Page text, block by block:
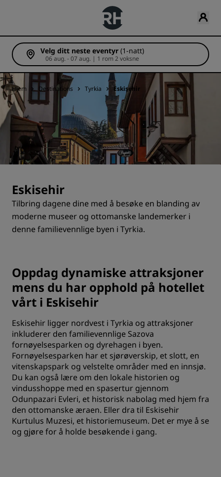
Velg ditt neste eventyr (1-natt)
06 aug. - 07 aug. | 1 rom 2 voksne
Hjem Destinations Tyrkia Eskişehir
Eskisehir
Tilbring dagene dine med å besøke en blanding av
moderne museer og ottomanske landemerker i
denne familievennlige byen i Tyrkia.
Oppdag dynamiske attraksjoner
mens du har opphold på hotellet
vårt i Eskisehir
Eskisehir ligger nordvest i Tyrkia og attraksjoner
inkluderer den familievennlige Sazova
fornøyelsesparken og dyrehagen i byen.
Fornøyelsesparken har et sjørøverskip, et slott, en
vitenskapspark og velstelte områder med en innsjø.
Du kan også lære om den lokale historien og
vindusshoppe med en spasertur gjennom
Odunpazari Evleri, et historisk nabolag med hjem fra
den ottomanske æraen. Eller dra til Eskisehir
Kurtulus Muzesi, et historiemuseum. Det er mye å se
og gjøre for å holde besøkende i gang.